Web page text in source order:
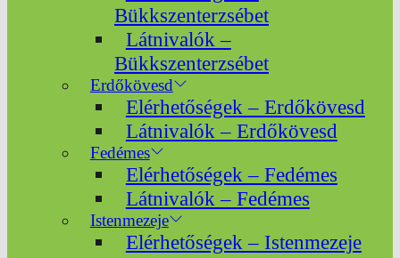
Bükkszenterzsébet
Látnivalók –
Bükkszenterzsébet
Erdőkövesd
Elérhetőségek – Erdőkövesd
Látnivalók – Erdőkövesd
Fedémes
Elérhetőségek – Fedémes
Látnivalók – Fedémes
Istenmezeje
Elérhetőségek – Istenmezeje